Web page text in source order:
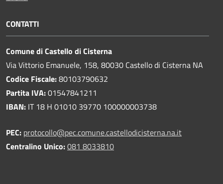
CONTATTI
Comune di Castello di Cisterna
Via Vittorio Emanuele, 158, 80030 Castello di Cisterna NA
Codice Fiscale:80103790632
Partita IVA:01547841211
IBAN: IT 18 H 01010 39770 100000003738
PEC: protocollo@pec.comune.castellodicisterna.na.it
Centralino Unico:081 8033810